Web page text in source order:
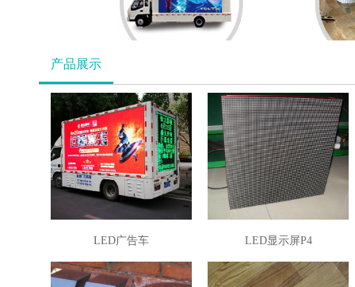
产品展示
LED广告车 LED显示屏P4